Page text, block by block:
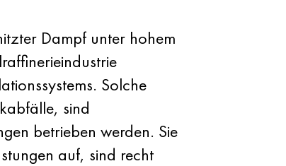
Dampf unter hohem
Solche
sind
betrieben werden. Sie
auf, sind recht